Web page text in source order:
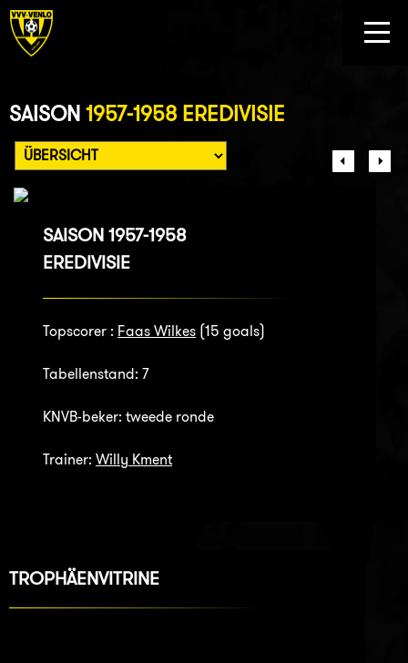
SAISON 1957-1958 EREDIVISIE
SAISON 1957-1958
EREDIVISIE
Topscorer : Faas Wilkes (15 goals)
Tabellenstand: 7
KNVB-beker: tweede ronde
Trainer: Willy Kment
TROPHÄENVITRINE